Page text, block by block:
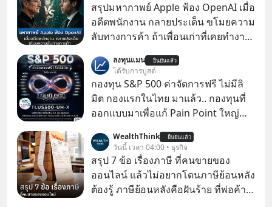
สรุปมหากาพย์ Apple ฟ้อง OpenAI เมื่อ
อดีตพนักงาน กลายประเด็น ขโมยความ
ลับทางการค้า ถ้าเพื่อนเก่าที่เคยทำงาน
เก่าที่เขาเคยทำไว้ ตอนยังอยู่บริษัท
เดียวกัน
ลงทุนแมน ยืนยันแล้ว
ได้รับการบูสต์
กองทุน S&P 500 ค่าจัดการฟรี ไม่มีลิ
มิต กองแรกในไทย มาแล้ว.. กองทุนที่
ออกแบบมาเพื่อแก้ Pain Point ใหญ่
WealthThink ยืนยันแล้ว
วันนี้ เวลา 04:00 • ธุรกิจ
สรุป 7 ข้อ เรื่องภาษี ที่คนขายของ
ออนไลน์ แล้วไม่อยากโดนภาษีย้อนหลัง
ต้องรู้ ภาษีย้อนหลังคือฝันร้าย ที่พ่อค้า